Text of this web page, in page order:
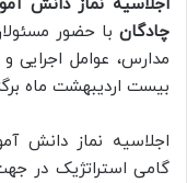
اجلاسیه نماز دانش
چادگان با حضور
مدارس، عوامل اجرایی و
بیست اردیبهشت ماه
اجلاسیه نماز دانش
گامی استراتژیک در